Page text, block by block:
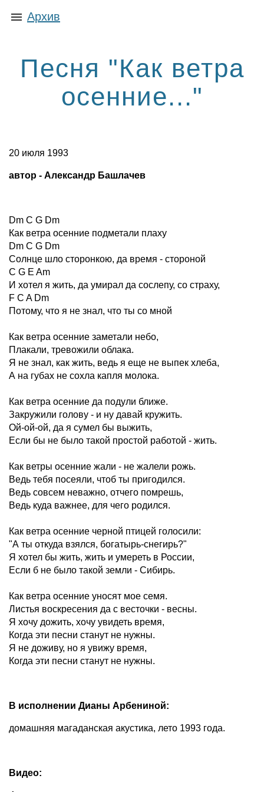
Архив
Песня "Как ветра
осенние..."
20 июля 1993
автор - Александр Башлачев
Dm C G Dm
Как ветра осенние подметали плаху
Dm C G Dm
Солнце шло сторонкою, да время - стороной
C G E Am
И хотел я жить, да умирал да сослепу, со страху,
F C A Dm
Потому, что я не знал, что ты со мной
Как ветра осенние заметали небо,
Плакали, тревожили облака.
Я не знал, как жить, ведь я еще не выпек хлеба,
А на губах не сохла капля молока.
Как ветра осенние да подули ближе.
Закружили голову - и ну давай кружить.
Ой-oй-oй, да я сумел бы выжить,
Если бы не было такой простой работой - жить.
Как ветры осенние жали - не жалели рожь.
Ведь тебя посеяли, чтоб ты пригодился.
Ведь совсем неважно, отчего помрешь,
Ведь куда важнее, для чего родился.
Как ветра осенние черной птицей голосили:
"А ты откуда взялся, богатырь-снегирь?"
Я хотел бы жить, жить и умереть в России,
Если б не было такой земли - Сибирь.
Как ветра осенние уносят мое семя.
Листья воскресения да с весточки - весны.
Я хочу дожить, хочу увидеть время,
Когда эти песни станут не нужны.
Я не доживу, но я увижу время,
Когда эти песни станут не нужны.
В исполнении Дианы Арбениной:
домашняя магаданская акустика, лето 1993 года.
Видео: